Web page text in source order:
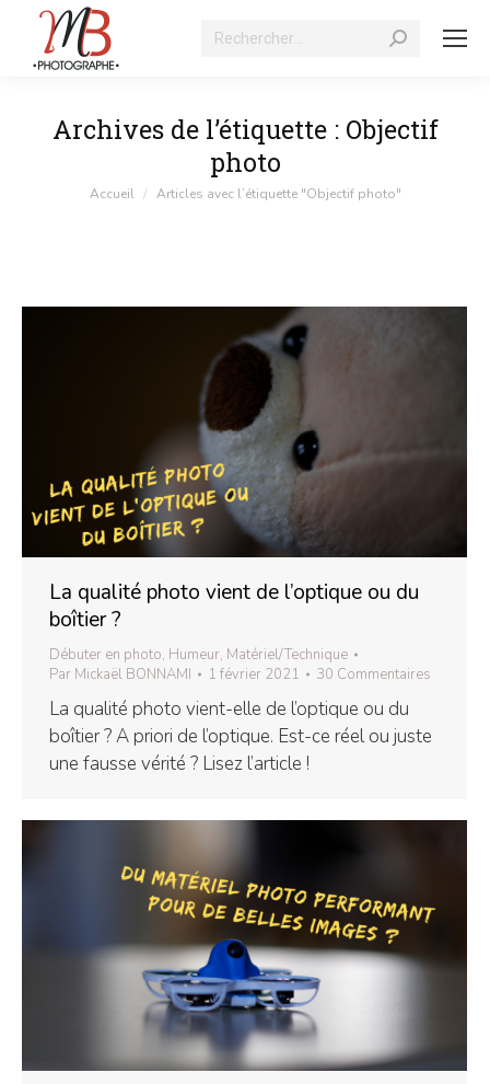
Recherche
Archives de l’étiquette : Objectif
photo
Vous êtes ici :
Accueil Articles avec l’étiquette "Objectif photo"
La qualité photo vient de l’optique ou du
boîtier ?
Débuter en photo, Humeur, Matériel/Technique
Par Mickaël BONNAMI 1 février 2021 30 Commentaires
La qualité photo vient-elle de l’optique ou du
boîtier ? A priori de l’optique. Est-ce réel ou juste
une fausse vérité ? Lisez l’article !